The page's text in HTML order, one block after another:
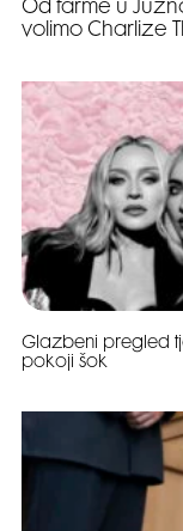
Od farme u
volimo Charlize
Glazbeni pregled
pokoji šok